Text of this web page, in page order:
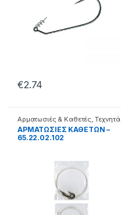
€2.74
Αρματωσιές & Καθετές Τεχνητά
δολώματα
ΑΡΜΑΤΩΣΙΕΣ ΚΑΘΕΤΩΝ –
65.22.02.102